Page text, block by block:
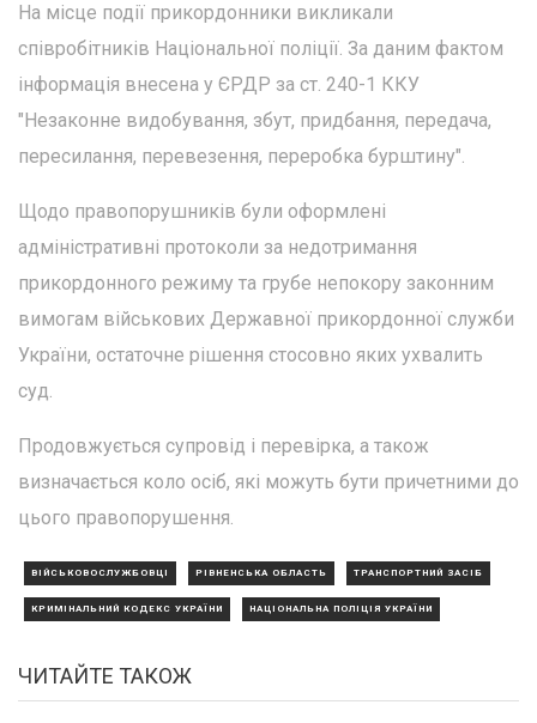
На місце події прикордонники викликали
співробітників Національної поліції. За даним фактом
інформація внесена у ЄРДР за ст. 240-1 ККУ
"Незаконне видобування, збут, придбання, передача,
пересилання, перевезення, переробка бурштину".
Щодо правопорушників були оформлені
адміністративні протоколи за недотримання
прикордонного режиму та грубе непокору законним
вимогам військових Державної прикордонної служби
України, остаточне рішення стосовно яких ухвалить
суд.
Продовжується супровід і перевірка, а також
визначається коло осіб, які можуть бути причетними до
цього правопорушення.
ВІЙСЬКОВОСЛУЖБОВЦІ РІВНЕНСЬКА ОБЛАСТЬ ТРАНСПОРТНИЙ ЗАСІБ
КРИМІНАЛЬНИЙ КОДЕКС УКРАЇНИ НАЦІОНАЛЬНА ПОЛІЦІЯ УКРАЇНИ
ЧИТАЙТЕ ТАКОЖ